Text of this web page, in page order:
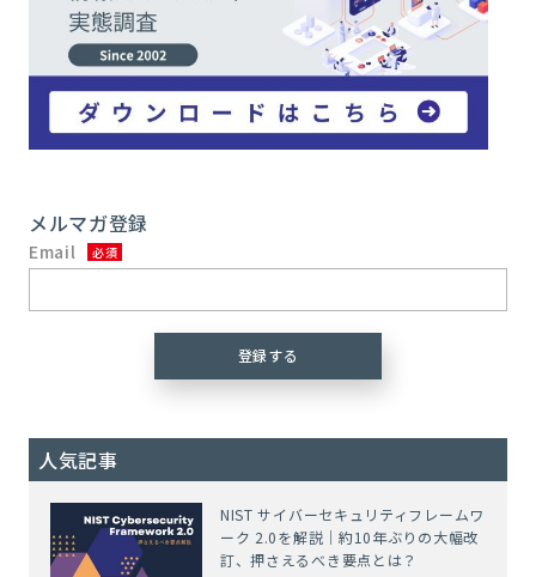
メルマガ登録
Email
人気記事
NIST サイバーセキュリティフレームワ
ーク 2.0を解説｜約10年ぶりの大幅改
訂、押さえるべき要点とは？